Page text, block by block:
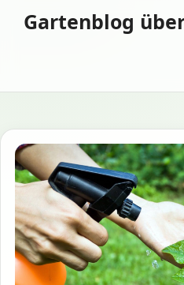
InhaltGartenblog